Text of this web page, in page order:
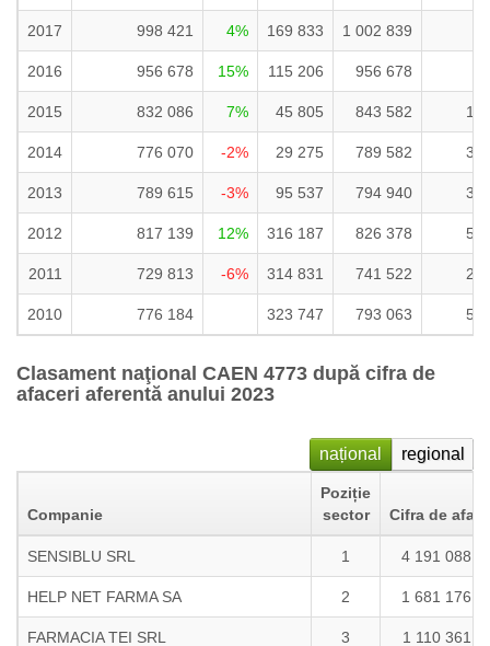
2017 998 421 4% 169 833 1 002 839
2016 956 678 15% 115 206 956 678
2015 832 086 7% 45 805 843 582 17
2014 776 070 -2% 29 275 789 582 36
2013 789 615 -3% 95 537 794 940 36
2012 817 139 12% 316 187 826 378 52
2011 729 813 -6% 314 831 741 522 23
2010 776 184 323 747 793 063 55
Clasament naţional CAEN 4773 după cifra de
afaceri aferentă anului 2023
național regional
Companie
Poziție
sector
Cifra de
SENSIBLU SRL 1 4 191 088
HELP NET FARMA SA 2 1 681 176
FARMACIA TEI SRL 3 1 110 361